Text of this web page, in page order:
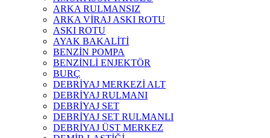
ARKA RULMANSIZ
ARKA VİRAJ ASKI ROTU
ASKI ROTU
AYAK BAKALİTİ
BENZİN POMPA
BENZİNLİ ENJEKTÖR
BURÇ
DEBRİYAJ MERKEZİ ALT
DEBRİYAJ RULMANI
DEBRİYAJ SET
DEBRİYAJ SET RULMANLI
DEBRİYAJ ÜST MERKEZ